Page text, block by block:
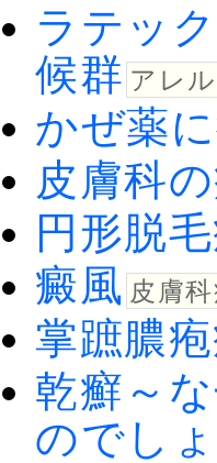
ラテッ
候群 アレ
かぜ薬
皮膚科
円形脱
癜風 皮膚
掌蹠膿
乾癬～
のでし